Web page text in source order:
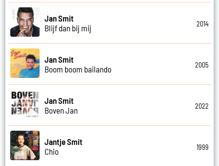
Jan Smit
Blijf dan bij mij
2014
Jan Smit
Boom boom bailando
2005
Jan Smit
Boven Jan
2022
Jantje Smit
Chio
1999